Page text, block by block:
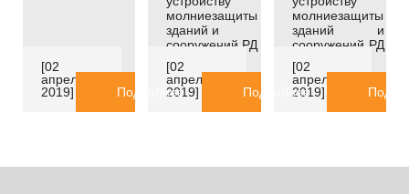
[02
апреля
2019]
Подробнее
молниезащиты
зданий и
сооружений РД
34.21.122-87
[02
апреля
2019]
Подробнее
молниезащиты
зданий и
сооружений РД
34.21.122-87
[02
апреля
2019]